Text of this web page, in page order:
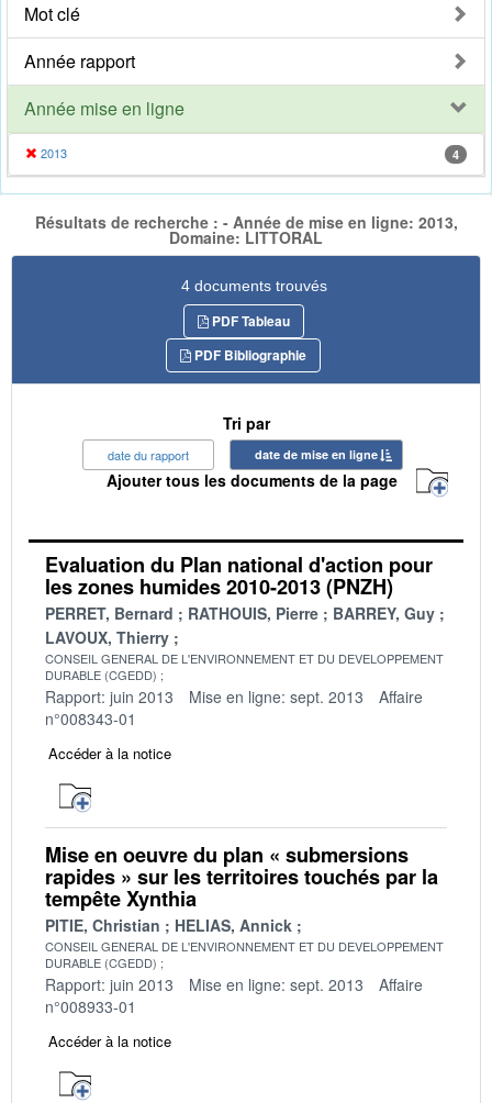
Mot clé
Année rapport
Année mise en ligne
2013 4
Résultats de recherche : - Année de mise en ligne: 2013,
Domaine: LITTORAL
4 documents trouvés
PDF Tableau
PDF Bibliographie
Tri par
date du rapport date de mise en ligne
Ajouter tous les documents de la page
Evaluation du Plan national d'action pour
les zones humides 2010-2013 (PNZH)
PERRET, Bernard RATHOUIS, Pierre
BARREY, Guy
LAVOUX, Thierry
CONSEIL GENERAL DE L'ENVIRONNEMENT ET DU DEVELOPPEMENT
DURABLE (CGEDD)
Rapport: juin 2013 Mise en ligne: sept. 2013
Affaire
n°008343-01
Accéder à la notice
Mise en oeuvre du plan « submersions
rapides » sur les territoires touchés par la
tempête Xynthia
PITIE, Christian HELIAS, Annick
CONSEIL GENERAL DE L'ENVIRONNEMENT ET DU DEVELOPPEMENT
DURABLE (CGEDD)
Rapport: juin 2013 Mise en ligne: sept. 2013
Affaire
n°008933-01
Accéder à la notice